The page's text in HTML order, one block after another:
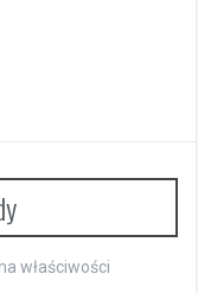
właściwości